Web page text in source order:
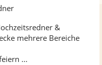
&
mehrere Bereiche
...